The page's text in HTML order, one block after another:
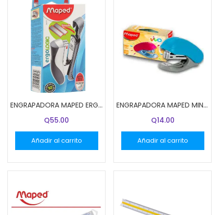
ENGRAPADORA MAPED ERGOLOGIC 352511
Q55.00
Añadir al carrito
ENGRAPADORA MAPED MINI PLASTICA
Q14.00
Añadir al carrito